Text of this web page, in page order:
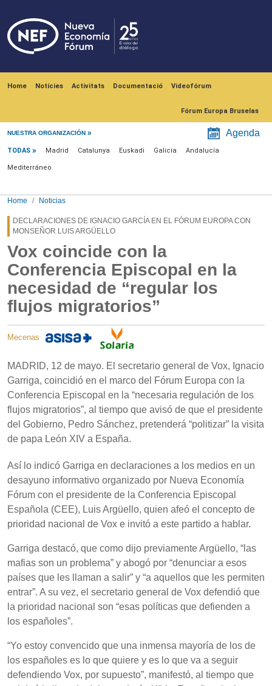
Home Notícies Activitats Documentació Videofórum
Fórum Europa Bruselas
NUESTRA ORGANIZACIÓN Agenda
Menú noticias
TODAS Madrid Catalunya Euskadi Galicia Andalucía
Mediterráneo
Home Noticias
DECLARACIONES DE IGNACIO GARCÍA EN EL FÓRUM EUROPA CON
MONSEÑOR LUIS ARGÜELLO
Vox coincide con la
Conferencia Episcopal en la
necesidad de “regular los
flujos migratorios”
Mecenas
MADRID, 12 de mayo. El secretario general de Vox, Ignacio
Garriga, coincidió en el marco del Fórum Europa con la
Conferencia Episcopal en la “necesaria regulación de los
flujos migratorios”, al tiempo que avisó de que el presidente
del Gobierno, Pedro Sánchez, pretenderá “politizar” la visita
de papa León XIV a España.
Así lo indicó Garriga en declaraciones a los medios en un
desayuno informativo organizado por Nueva Economía
Fórum con el presidente de la Conferencia Episcopal
Española (CEE), Luis Argüello, quien afeó el concepto de
prioridad nacional de Vox e invitó a este partido a hablar.
Garriga destacó, que como dijo previamente Argüello, “las
mafias son un problema” y abogó por “denunciar a esos
países que les llaman a salir” y “a aquellos que les permiten
entrar”. A su vez, el secretario general de Vox defendió que
la prioridad nacional son “esas políticas que defienden a
los españoles”.
“Yo estoy convencido que una inmensa mayoría de los de
los españoles es lo que quiere y es lo que va a seguir
defendiendo Vox, por supuesto”, manifestó, al tiempo que